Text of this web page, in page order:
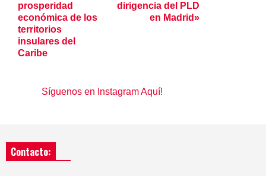
prosperidad
económica de los
territorios
insulares del
Caribe
dirigencia del PLD
en Madrid»
Síguenos en Instagram Aquí!
Contacto: